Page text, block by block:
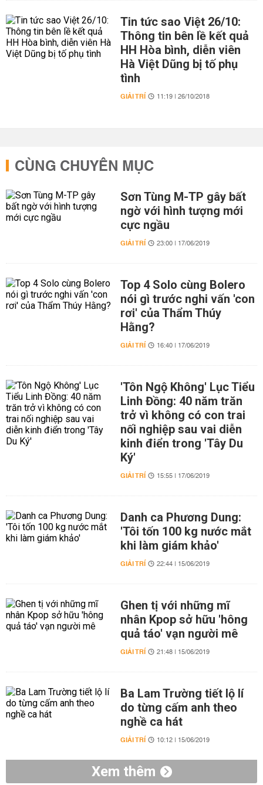
Tin tức sao Việt 26/10:
Thông tin bên lề kết quả
HH Hòa bình, diễn viên
Hà Việt Dũng bị tố phụ
tình
GIẢI TRÍ 11:19 | 26/10/2018
CÙNG CHUYÊN MỤC
Sơn Tùng M-TP gây bất
ngờ với hình tượng mới
cực ngầu
GIẢI TRÍ 23:00 | 17/06/2019
Top 4 Solo cùng Bolero
nói gì trước nghi vấn 'con
rơi' của Thẩm Thúy
Hằng?
GIẢI TRÍ 16:40 | 17/06/2019
'Tôn Ngộ Không' Lục Tiểu
Linh Đồng: 40 năm trăn
trở vì không có con trai
nối nghiệp sau vai diễn
kinh điển trong 'Tây Du
Ký'
GIẢI TRÍ 15:55 | 17/06/2019
Danh ca Phương Dung:
'Tôi tốn 100 kg nước mắt
khi làm giám khảo'
GIẢI TRÍ 22:44 | 15/06/2019
Ghen tị với những mĩ
nhân Kpop sở hữu 'hông
quả táo' vạn người mê
GIẢI TRÍ 21:48 | 15/06/2019
Ba Lam Trường tiết lộ lí
do từng cấm anh theo
nghề ca hát
GIẢI TRÍ 10:12 | 15/06/2019
Xem thêm